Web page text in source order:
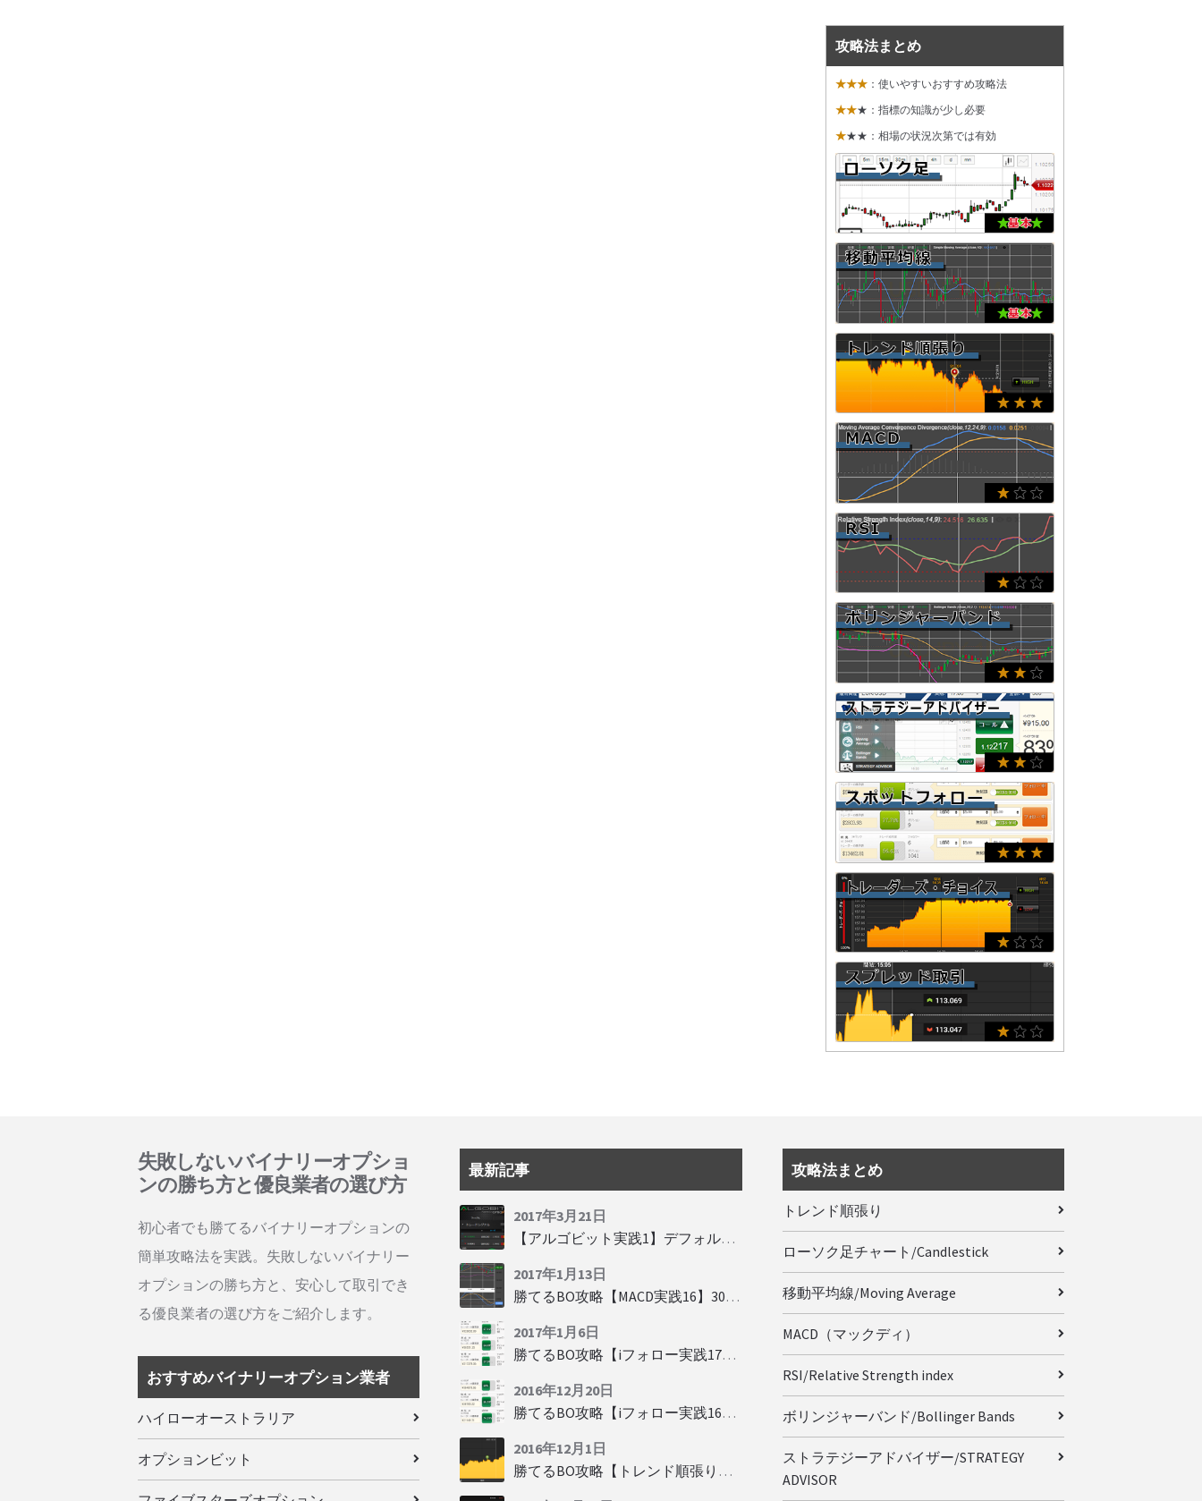
攻略法まとめ
★★★ ：使いやすいおすすめ攻略法
★★★：指標の知識が少し必要
★★★：相場の状況次第では有効
失敗しないバイナリーオプショ
ンの勝ち方と優良業者の選び方
初心者でも勝てるバイナリーオプションの
簡単攻略法を実践。失敗しないバイナリー
オプションの勝ち方と、安心して取引でき
る優良業者の選び方をご紹介します。
おすすめバイナリーオプション業者
ハイローオーストラリア
オプションビット
最新記事
2017年3月21日
【アルゴビット実践1】デフォルト設定で30秒取引
2017年1月13日
勝てるBO攻略【MACD実践16】30秒取引で勝つには
2017年1月6日
勝てるBO攻略【iフォロー実践17】フォロワーの少ない人をフォローする
2016年12月20日
勝てるBO攻略【iフォロー実践16】勝てるトレーダーを見抜く
2016年12月1日
勝てるBO攻略【トレンド順張り実践35】下落からの反発を見極める
攻略法まとめ
トレンド順張り
ローソク足チャート/Candlestick
移動平均線/Moving Average
MACD（マックディ）
RSI/Relative Strength index
ボリンジャーバンド/Bollinger Bands
ストラテジーアドバイザー/STRATEGY
ADVISOR